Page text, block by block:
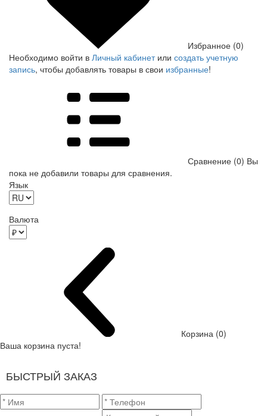
Избранное (0)
Необходимо войти в Личный кабинетили создать учетную
запись, чтобы добавлять товары в свои избранные!
Сравнение (0) Вы
пока не добавили товары для сравнения.
Язык
Валюта
Корзина (0)
Ваша корзина пуста!
БЫСТРЫЙ ЗАКАЗ